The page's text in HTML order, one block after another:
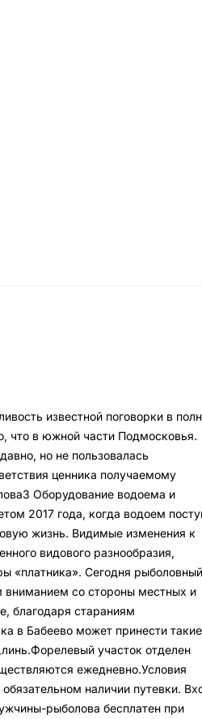
известной поговорки в
что в южной части Подмосковья.
но не пользовалась
ценника получаемому
Оборудование водоема и
2017 года, когда водоем
жизнь. Видимые изменения к
видового разнообразия,
«платника». Сегодня рыболовный
вниманием со стороны местных и
благодаря стараниям
в Бабеево может принести такие
участок отделен
ежедневно.Условия
наличии путевки.
рыболова бесплатен при